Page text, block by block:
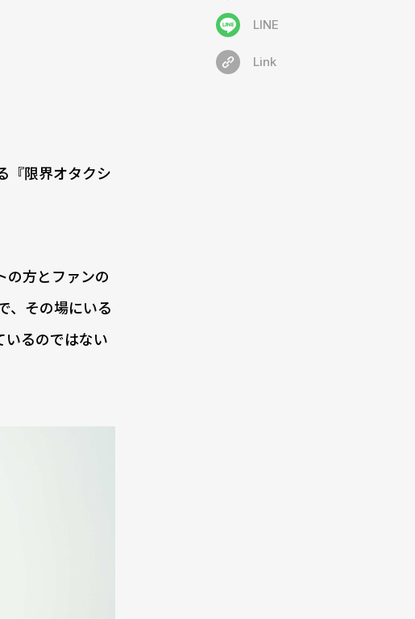
『限界オタクシ
の方とファンの
、その場にいる
いるのではない
LINE
Link